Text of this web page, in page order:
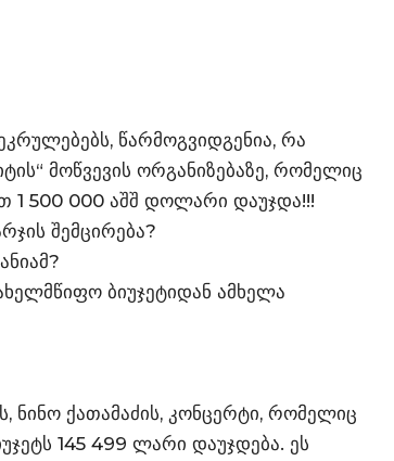
წარმოგვიდგენია, რა
მოწვევის ორგანიზებაზე, რომელიც
500 000 აშშ დოლარი დაუჯდა!!!
შემცირება?
ბიუჯეტიდან ამხელა
ქათამაძის, კონცერტი, რომელიც
145 499 ლარი დაუჯდება. ეს